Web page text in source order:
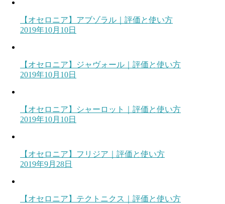
【オセロニア】アブゾラル｜評価と使い方
2019年10月10日
【オセロニア】ジャヴォール｜評価と使い方
2019年10月10日
【オセロニア】シャーロット｜評価と使い方
2019年10月10日
【オセロニア】フリジア｜評価と使い方
2019年9月28日
【オセロニア】テクトニクス｜評価と使い方